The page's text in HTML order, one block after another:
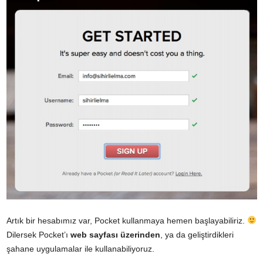
Artık bir hesabımız var, Pocket kullanmaya hemen başlayabiliriz.
Dilersek Pocket’ı web sayfası üzerinden , ya da geliştirdikleri
şahane uygulamalar ile kullanabiliyoruz.